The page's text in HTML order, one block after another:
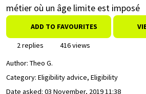
métier où un âge limite est imposé
ADD TO FAVOURITES
2 replies
416 views
Author: Theo G.
Category: Eligibility advice, Eligibility
Date asked: 03 November, 2019 11:38